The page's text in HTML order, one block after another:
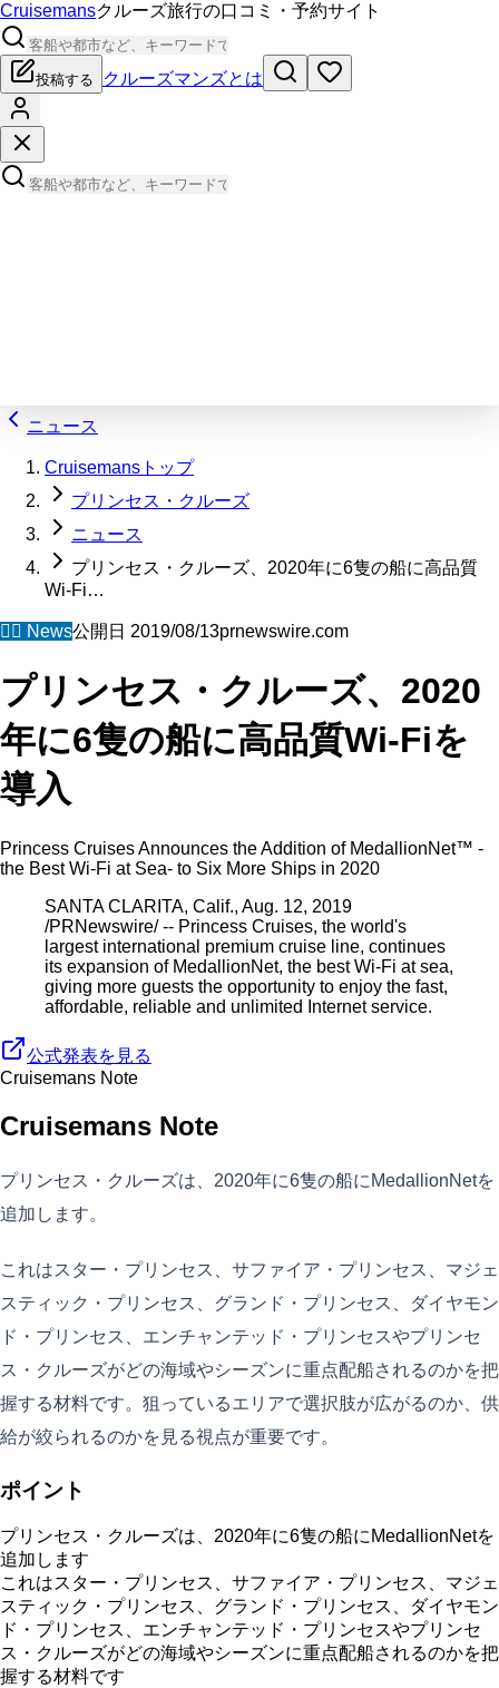
Cruisemansクルーズ旅行の口コミ・予約サイト
投稿する クルーズマンズとは
ニュース
Cruisemansトップ
プリンセス・クルーズ
ニュース
プリンセス・クルーズ、2020年に6隻の船に高品質
Wi-Fi…
🧜‍♀️ News公開日 2019/08/13prnewswire.com
プリンセス・クルーズ、2020
年に6隻の船に高品質Wi-Fiを
導入
Princess Cruises Announces the Addition of MedallionNet™ -
the Best Wi-Fi at Sea- to Six More Ships in 2020
SANTA CLARITA, Calif., Aug. 12, 2019
/PRNewswire/ -- Princess Cruises, the world's
largest international premium cruise line, continues
its expansion of MedallionNet, the best Wi-Fi at sea,
giving more guests the opportunity to enjoy the fast,
affordable, reliable and unlimited Internet service.
公式発表を見る
Cruisemans Note
Cruisemans Note
プリンセス・クルーズは、2020年に6隻の船にMedallionNetを
追加します。
これはスター・プリンセス、サファイア・プリンセス、マジェ
スティック・プリンセス、グランド・プリンセス、ダイヤモン
ド・プリンセス、エンチャンテッド・プリンセスやプリンセ
ス・クルーズがどの海域やシーズンに重点配船されるのかを把
握する材料です。狙っているエリアで選択肢が広がるのか、供
給が絞られるのかを見る視点が重要です。
ポイント
プリンセス・クルーズは、2020年に6隻の船にMedallionNetを
追加します
これはスター・プリンセス、サファイア・プリンセス、マジェ
スティック・プリンセス、グランド・プリンセス、ダイヤモン
ド・プリンセス、エンチャンテッド・プリンセスやプリンセ
ス・クルーズがどの海域やシーズンに重点配船されるのかを把
握する材料です